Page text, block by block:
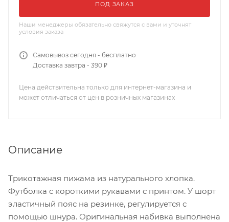
ПОД ЗАКАЗ
Наши менеджеры обязательно свяжутся с вами и уточнят
условия заказа
Самовывоз сегодня - бесплатно
Доставка завтра - 390 ₽
Цена действительна только для интернет-магазина и
может отличаться от цен в розничных магазинах
Описание
Трикотажная пижама из натурального хлопка.
Футболка с короткими рукавами с принтом. У шорт
эластичный пояс на резинке, регулируется с
помощью шнура. Оригинальная набивка выполнена